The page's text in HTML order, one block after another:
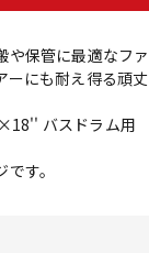
や保管に最適なファ
ーにも耐え得る頑
バスドラム用
す。